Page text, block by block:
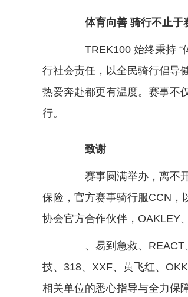
体育向善 骑行不止于
TREK100 始终秉持 “体
行社会责任，以全民骑行倡导
热爱奔赴都更有温度。赛事不
行。
致谢
赛事圆满举办，离不开
保险，官方赛事骑行服CCN，
协会官方合作伙伴，OAKLEY
、易到急救、REACT
技、318、XXF、黄飞红、
相关单位的悉心指导与全力保